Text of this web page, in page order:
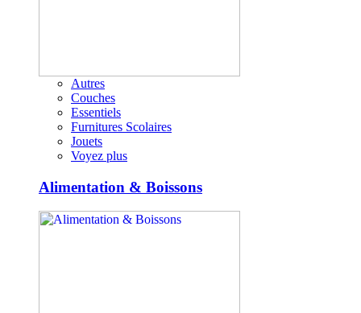
Autres
Couches
Essentiels
Furnitures Scolaires
Jouets
Voyez plus
Alimentation & Boissons